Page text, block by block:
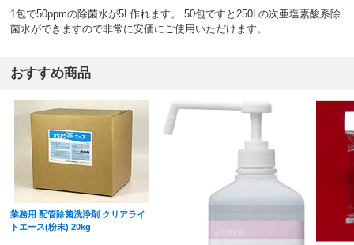
1包で50ppmの除菌水が5L作れます。 50包ですと250Lの次亜塩素酸系除
菌水ができますので非常に安価にご使用いただけます。
おすすめ商品
業務用 配管除菌洗浄剤 クリアライ
トエース(粉末) 20kg